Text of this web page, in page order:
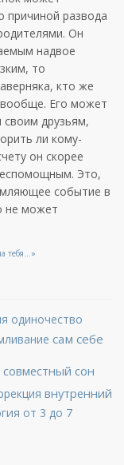
причиной развода
Он
надвое
то
кто же
вообще. Его может
своим друзьям,
ли кому-
он скорее
Это,
событие в
не может
тебя…»
одиночество
сам себе
совместный сон
внутренний
от 3 до 7